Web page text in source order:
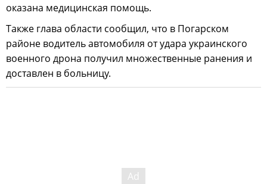
оказана медицинская помощь.
Также глава области сообщил, что в Погарском
районе водитель автомобиля от удара украинского
военного дрона получил множественные ранения и
доставлен в больницу.